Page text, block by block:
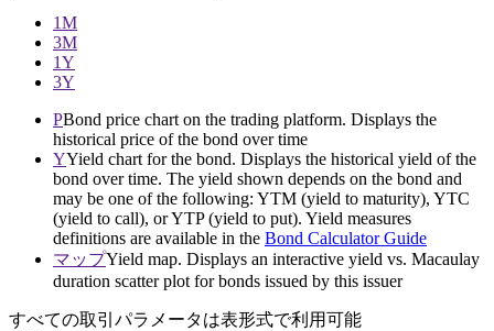
1M
3M
1Y
3Y
PBond price chart on the trading platform. Displays the
historical price of the bond over time
YYield chart for the bond. Displays the historical yield of the
bond over time. The yield shown depends on the bond and
may be one of the following: YTM (yield to maturity), YTC
(yield to call), or YTP (yield to put). Yield measures
definitions are available in the Bond Calculator Guide
マップYield map. Displays an interactive yield vs. Macaulay
duration scatter plot for bonds issued by this issuer
すべての取引パラメータは表形式で利用可能